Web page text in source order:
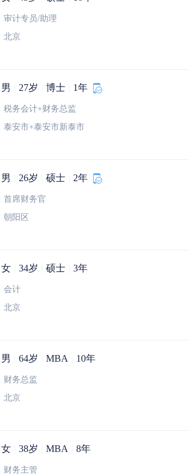
审计专员/助理
北京
男 27岁 博士 1年
税务会计+财务总监
泰安市+泰安市新泰市
男 26岁 硕士 2年
首席财务官
朝阳区
女 34岁 硕士 3年
会计
北京
男 64岁 MBA 10年
财务总监
北京
女 38岁 MBA 8年
财务主管